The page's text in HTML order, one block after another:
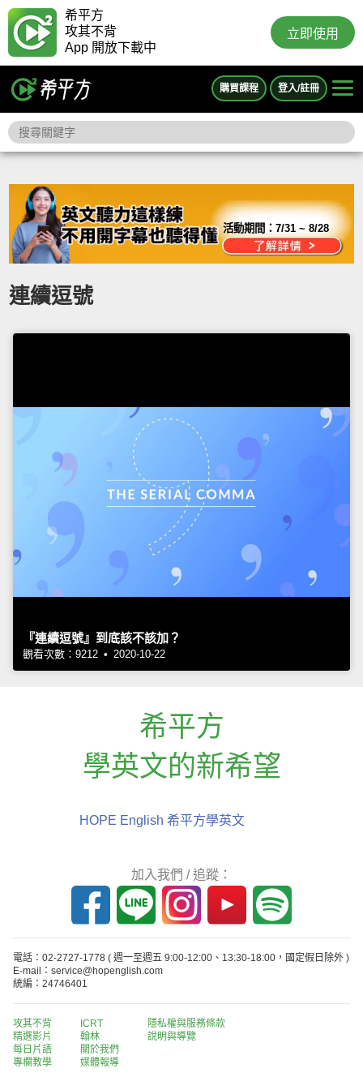
希平方
攻其不背
App 開放下載中
立即使用
購買課程 登入/註冊
活動期間：7/31 ~ 8/28
連續逗號
『連續逗號』到底該不該加？
觀看次數：9212 • 2020-10-22
希平方
學英文的新希望
HOPE English 希平方學英文
加入我們 / 追蹤：
電話：02-2727-1778 ( 週一至週五 9:00-12:00、13:30-18:00，國定假日除外 )
E-mail：service@hopenglish.com
統編：24746401
攻其不背
精選影片
每日片語
專欄教學
ICRT
翰林
關於我們
媒體報導
隱私權與服務條款
說明與導覽